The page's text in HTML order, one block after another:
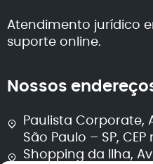
Atendimento jurídico
suporte online.
Nossos
Paulista Corporate,
São Paulo – SP, CEP
Shopping da Ilha,